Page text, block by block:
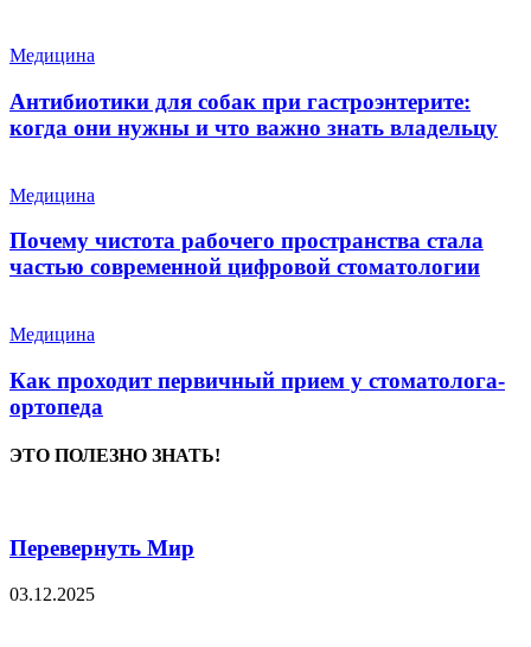
Медицина
Антибиотики для собак при гастроэнтерите:
когда они нужны и что важно знать владельцу
Медицина
Почему чистота рабочего пространства стала
частью современной цифровой стоматологии
Медицина
Как проходит первичный прием у стоматолога-
ортопеда
ЭТО ПОЛЕЗНО ЗНАТЬ!
Перевернуть Мир
03.12.2025